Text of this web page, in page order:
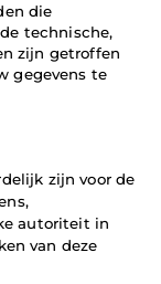
die
technische,
zijn getroffen
gegevens te
zijn voor de
autoriteit in
van deze